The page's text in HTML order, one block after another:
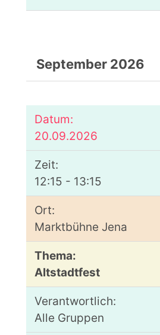
September 2026
20.09.2026
12:15 - 13:15
Marktbühne Jena
Altstadtfest
Alle Gruppen